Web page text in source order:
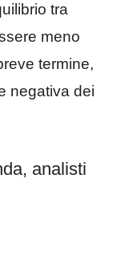
tra
meno
termine,
negativa dei
analisti